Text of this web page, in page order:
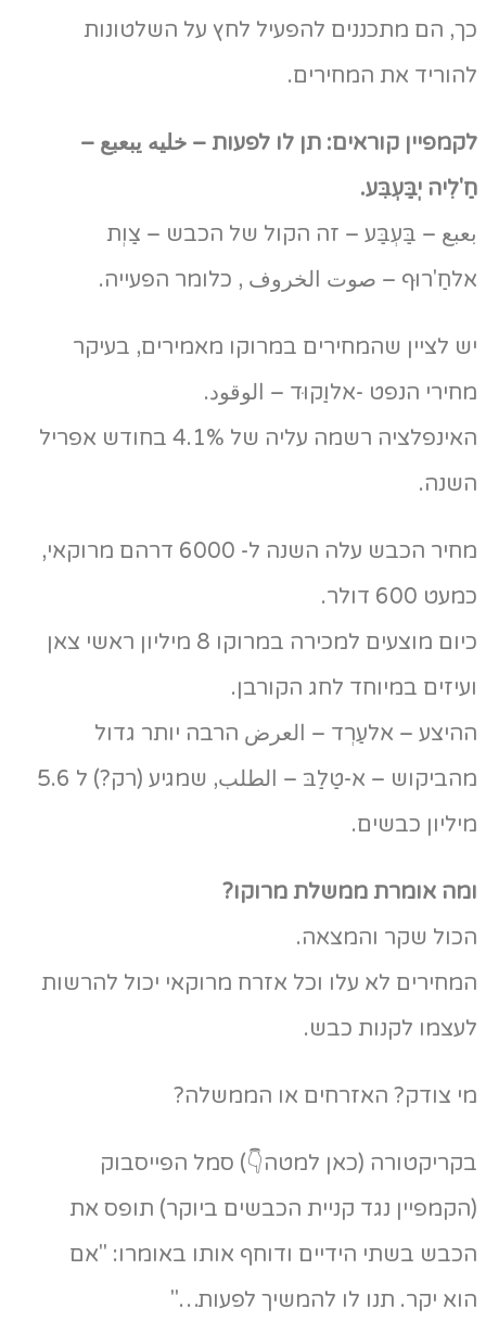
כך, הם מתכננים להפעיל לחץ על השלטונות
להוריד את המחירים.
לקמפיין קוראים: תן לו לפעות – خليه يبعبع –
חַ'לִיה יְבַּעְבִּע.
بعبع – בַּעְבַּע – זה הקול של הכבש – צַוְת
אלחַ'רוּף – صوت الخروف , כלומר הפעייה.
יש לציין שהמחירים במרוקו מאמירים, בעיקר
מחירי הנפט -אלוַקוּד – الوقود.
האינפלציה רשמה עליה של 4.1% בחודש אפריל
השנה.
מחיר הכבש עלה השנה ל- 6000 דרהם מרוקאי,
כמעט 600 דולר.
כיום מוצעים למכירה במרוקו 8 מיליון ראשי צאן
ועיזים במיוחד לחג הקורבן.
ההיצע – אלעַרְד – العرض הרבה יותר גדול
מהביקוש – א-טַלַבּ – الطلب, שמגיע (רק?) ל 5.6
מיליון כבשים.
ומה אומרת ממשלת מרוקו?
הכול שקר והמצאה.
המחירים לא עלו וכל אזרח מרוקאי יכול להרשות
לעצמו לקנות כבש.
מי צודק? האזרחים או הממשלה?
בקריקטורה (כאן למטה👇) סמל הפייסבוק
(הקמפיין נגד קניית הכבשים ביוקר) תופס את
הכבש בשתי הידיים ודוחף אותו באומרו: "אם
הוא יקר. תנו לו להמשיך לפעות…"